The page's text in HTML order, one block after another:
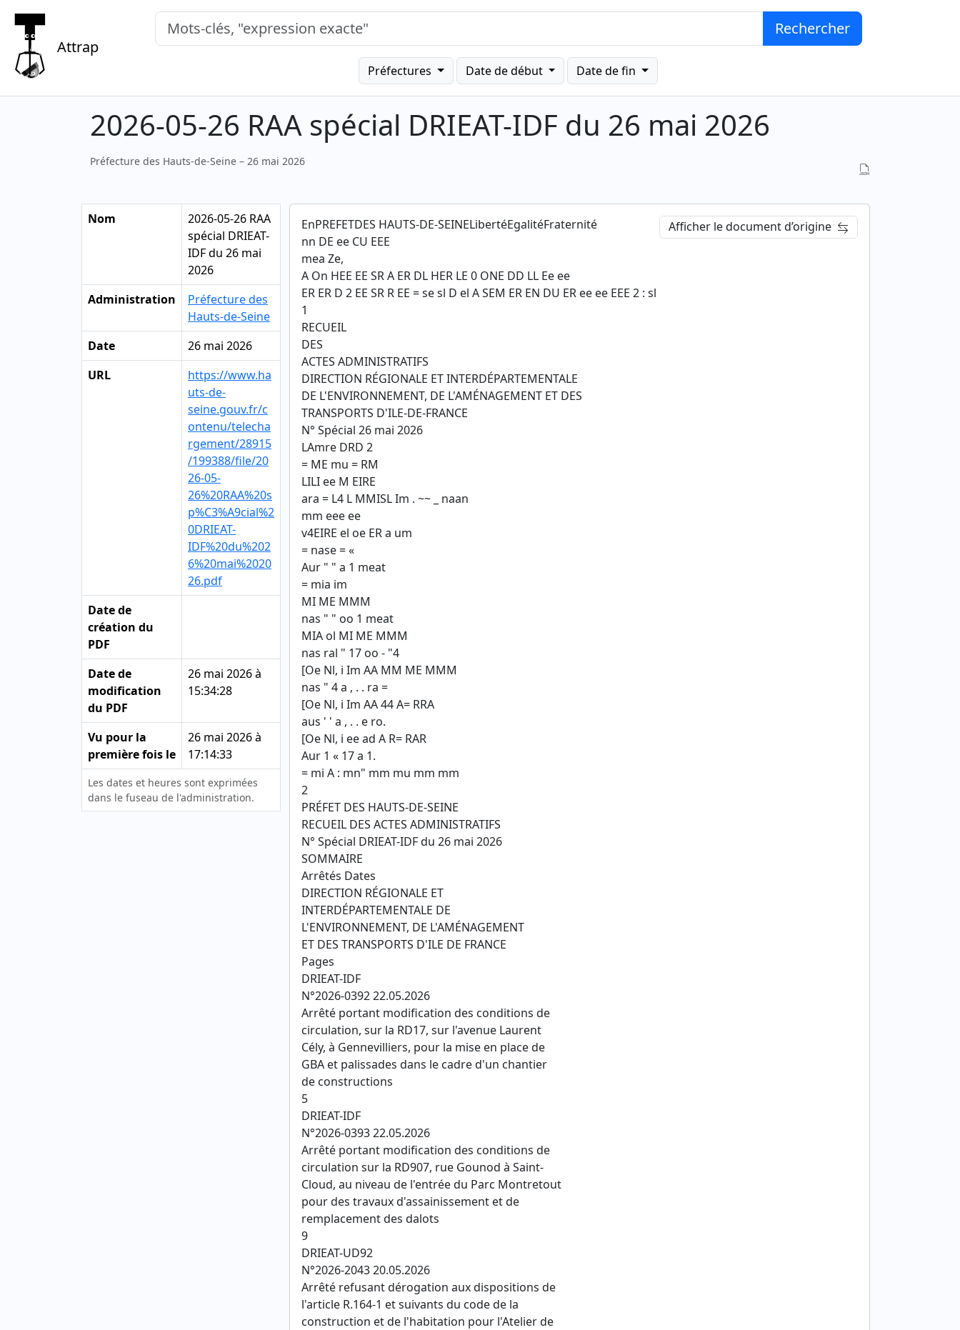
Attrap
Mots-clés, "expression exacte" Rechercher
Préfectures Date de début Date de fin
2026-05-26 RAA spécial DRIEAT-IDF du 26 mai 2026
Préfecture des Hauts-de-Seine – 26 mai 2026
Nom
2026-05-26 RAA
spécial DRIEAT-
IDF du 26 mai
2026
Administration
Préfecture des
Hauts-de-Seine
Date
26 mai 2026
URL
https://www.ha
uts-de-
seine.gouv.fr/c
ontenu/telecha
rgement/28915
/199388/file/20
26-05-
26%20RAA%20s
p%C3%A9cial%2
0DRIEAT-
IDF%20du%202
6%20mai%2020
26.pdf
Date de
création du
PDF
Date de
modification
du PDF
26 mai 2026 à
15:34:28
Vu pour la
première fois le
26 mai 2026 à
17:14:33
Les dates et heures sont exprimées
dans le fuseau de l'administration.
Afficher le document d’origine
EnPREFETDES HAUTS-DE-SEINELibertéEgalitéFraternité
nn DE ee CU EEE
mea Ze,
A On HEE EE SR A ER DL HER LE 0 ONE DD LL Ee ee
ER ER D 2 EE SR R EE = se sl D el A SEM ER EN DU ER ee ee EEE 2 : sl
1
RECUEIL
DES
ACTES ADMINISTRATIFS
DIRECTION RÉGIONALE ET INTERDÉPARTEMENTALE
DE L'ENVIRONNEMENT, DE L'AMÉNAGEMENT ET DES
TRANSPORTS D'ILE-DE-FRANCE
N° Spécial 26 mai 2026
LAmre DRD 2
= ME mu = RM
LILI ee M EIRE
ara = L4 L MMISL Im . ~~ _ naan
mm eee ee
v4EIRE el oe ER a um
= nase = «
Aur " " a 1 meat
= mia im
MI ME MMM
nas " " oo 1 meat
MIA ol MI ME MMM
nas ral " 17 oo - "4
[Oe Nl, i Im AA MM ME MMM
nas " 4 a , . . ra =
[Oe Nl, i Im AA 44 A= RRA
aus ' ' a , . . e ro.
[Oe Nl, i ee ad A R= RAR
Aur 1 « 17 a 1.
= mi A : mn" mm mu mm mm
2
PRÉFET DES HAUTS-DE-SEINE
RECUEIL DES ACTES ADMINISTRATIFS
N° Spécial DRIEAT-IDF du 26 mai 2026
SOMMAIRE
Arrêtés Dates
DIRECTION RÉGIONALE ET
INTERDÉPARTEMENTALE DE
L'ENVIRONNEMENT, DE L'AMÉNAGEMENT
ET DES TRANSPORTS D'ILE DE FRANCE
Pages
DRIEAT-IDF
N°2026-0392 22.05.2026
Arrêté portant modification des conditions de
circulation, sur la RD17, sur l'avenue Laurent
Cély, à Gennevilliers, pour la mise en place de
GBA et palissades dans le cadre d'un chantier
de constructions
5
DRIEAT-IDF
N°2026-0393 22.05.2026
Arrêté portant modification des conditions de
circulation sur la RD907, rue Gounod à Saint-
Cloud, au niveau de l'entrée du Parc Montretout
pour des travaux d'assainissement et de
remplacement des dalots
9
DRIEAT-UD92
N°2026-2043 20.05.2026
Arrêté refusant dérogation aux dispositions de
l'article R.164-1 et suivants du code de la
construction et de l'habitation pour l'Atelier de